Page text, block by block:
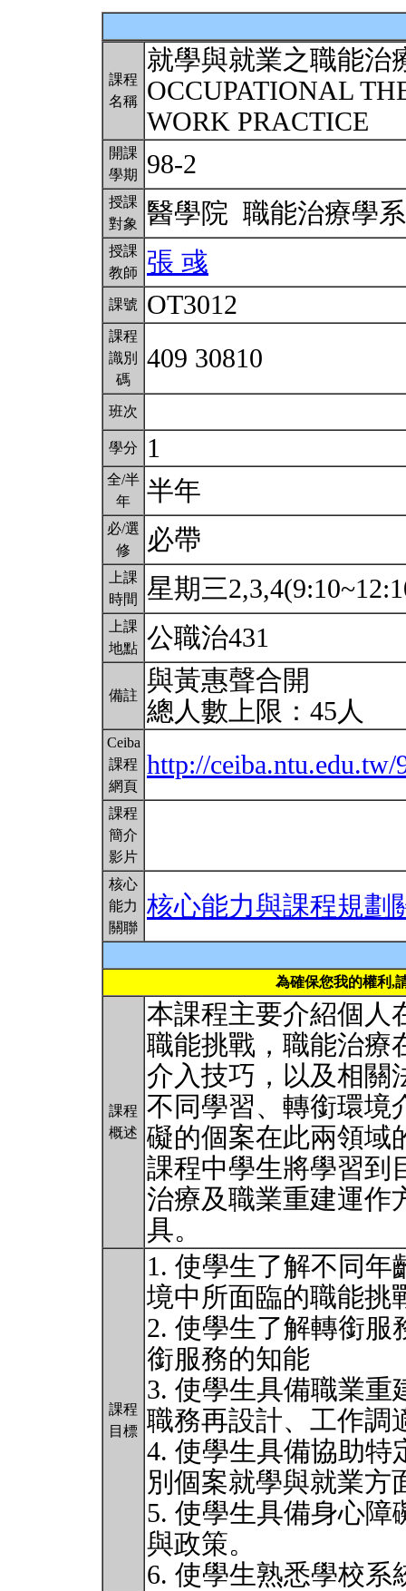
課程
名稱
就學與就業之職能治
OCCUPATIONAL
WORK PRACTICE
開課
學期
98-2
授課
對象
醫學院 職能治療學
授課
教師
張 彧
課號 OT3012
課程
識別
碼
409 30810
班次
學分 1
全/半
年
半年
必/選
修
必帶
上課
時間
星期三
上課
地點 公職治431
備註
與黃惠聲合開
總人數上限：45人
Ceiba
課程
網頁
http://
課程
簡介
影片
核心
能力
關聯
核心能力與課程規劃
為確保您我的權利,
課程
概述
本課程主要介紹個人
職能挑戰，職能治療
介入技巧，以及相關
不同學習、轉銜環境
礙的個案在此兩領域
課程中學生將學習到
治療及職業重建運作
具。
課程
目標
1. 使學生了解不同
境中所面臨的職能挑
2. 使學生了解轉銜服
銜服務的知能
3. 使學生具備職業重
職務再設計、工作調
4. 使學生具備協助特
別個案就學與就業方
5. 使學生具備身心障
與政策。
6. 使學生熟悉學校